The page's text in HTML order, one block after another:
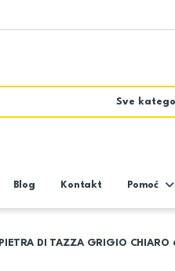
Blog Kontakt Pomoć
PIETRA DI TAZZA GRIGIO CHIARO